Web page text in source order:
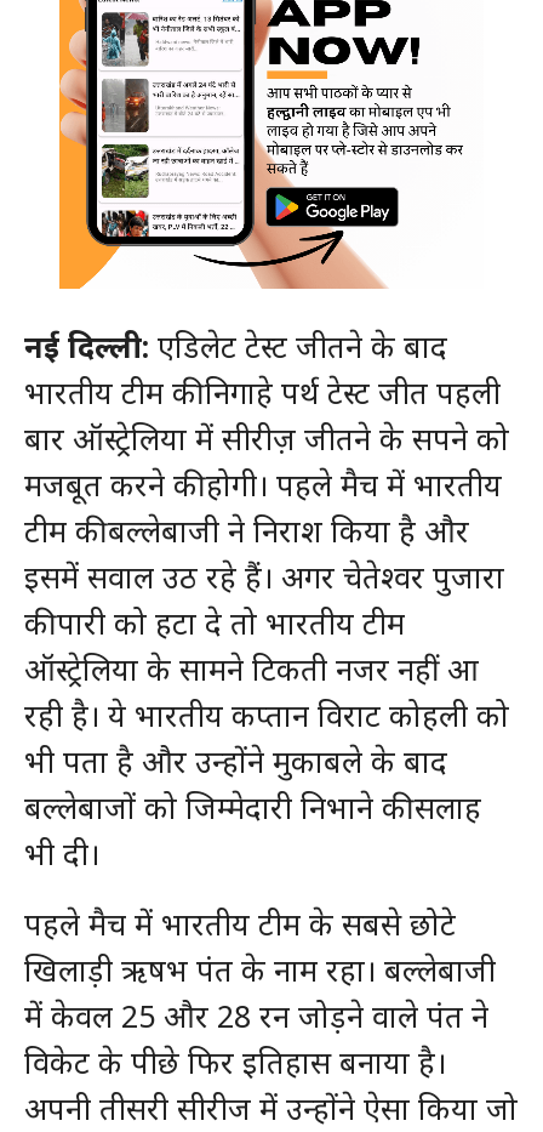
नई दिल्ली: एडिलेट टेस्ट जीतने के बाद
भारतीय टीम की निगाहे पर्थ टेस्ट जीत पहली
बार ऑस्ट्रेलिया में सीरीज़ जीतने के सपने को
मजबूत करने की होगी। पहले मैच में भारतीय
टीम की बल्लेबाजी ने निराश किया है और
इसमें सवाल उठ रहे हैं। अगर चेतेश्वर पुजारा
की पारी को हटा दे तो भारतीय टीम
ऑस्ट्रेलिया के सामने टिकती नजर नहीं आ
रही है। ये भारतीय कप्तान विराट कोहली को
भी पता है और उन्होंने मुकाबले के बाद
बल्लेबाजों को जिम्मेदारी निभाने की सलाह
भी दी।
पहले मैच में भारतीय टीम के सबसे छोटे
खिलाड़ी ऋषभ पंत के नाम रहा। बल्लेबाजी
में केवल 25 और 28 रन जोड़ने वाले पंत ने
विकेट के पीछे फिर इतिहास बनाया है।
अपनी तीसरी सीरीज में उन्होंने ऐसा किया जो